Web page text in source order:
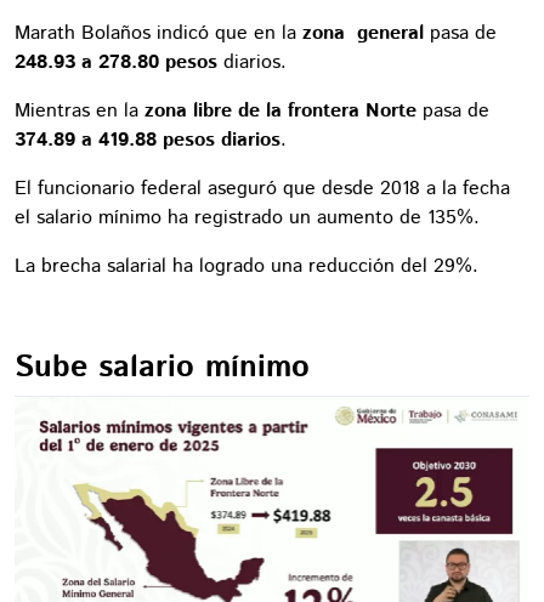
Marath Bolaños indicó que en la zona general pasa de
248.93 a 278.80 pesos diarios.
Mientras en la zona libre de la frontera Norte pasa de
374.89 a 419.88 pesos diarios.
El funcionario federal aseguró que desde 2018 a la fecha
el salario mínimo ha registrado un aumento de 135%.
La brecha salarial ha logrado una reducción del 29%.
Sube salario mínimo